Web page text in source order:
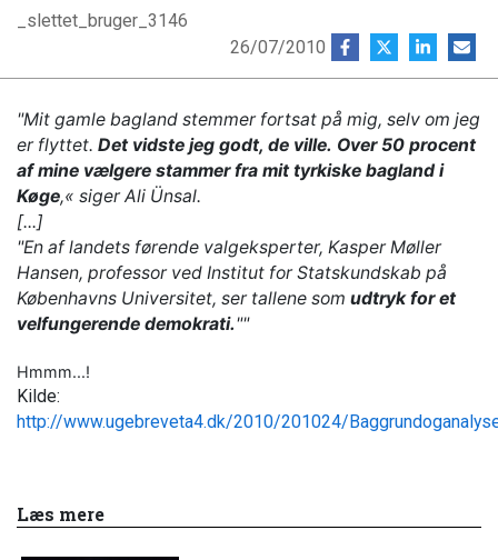
_slettet_bruger_3146
26/07/2010
"Mit gamle bagland stemmer fortsat på mig, selv om jeg
er flyttet. Det vidste jeg godt, de ville. Over 50 procent
af mine vælgere stammer fra mit tyrkiske bagland i
Køge,« siger Ali Ünsal.
[...]
"En af landets førende valgeksperter, Kasper Møller
Hansen, professor ved Institut for Statskundskab på
Københavns Universitet, ser tallene som udtryk for et
velfungerende demokrati.""
Hmmm...!
Kilde:
http://www.ugebreveta4.dk/2010/201024/
Læs mere